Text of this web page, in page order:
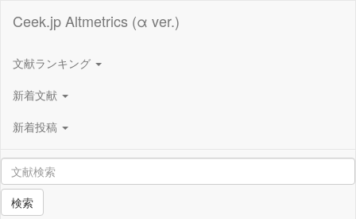
Ceek.jp Altmetrics (α ver.)
文献ランキング
新着文献
新着投稿
検索